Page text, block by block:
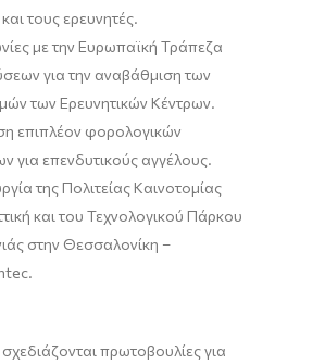
τους ερευνητές.
με την Ευρωπαϊκή Τράπεζα
για την αναβάθμιση των
των Ερευνητικών Κέντρων.
επιπλέον φορολογικών
για επενδυτικούς αγγέλους.
της Πολιτείας Καινοτομίας
και του Τεχνολογικού Πάρκου
στην Θεσσαλονίκη –
πρωτοβουλίες για